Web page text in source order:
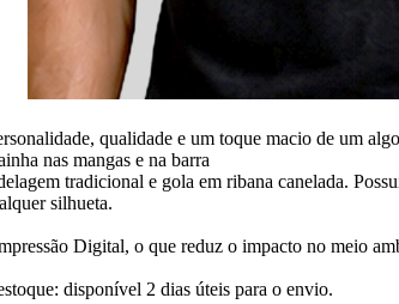
qualidade e um toque macio de um
nas mangas e na barra
tradicional e gola em ribana canelada.
silhueta.
Digital, o que reduz o impacto no meio
disponível 2 dias úteis para o envio.